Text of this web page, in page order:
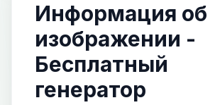
Информация об
изображении -
Бесплатный
генератор